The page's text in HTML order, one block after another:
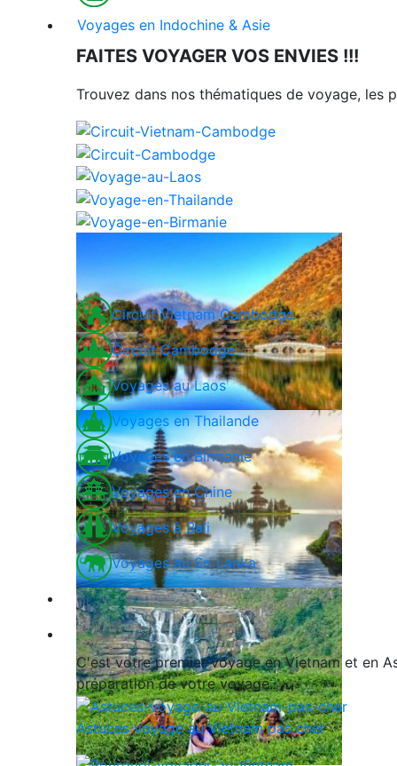
Voyages en Indochine & Asie
FAITES VOYAGER VOS ENVIES !!!
Trouvez dans nos thématiques de voyage,
Circuit Vietnam Cambodge
Circuit Cambodge
Voyages au Laos
Voyages en Thailande
Voyages en Birmanie
Voyages en Chine
Voyages à Bali
Voyages au Sri Lanka
Nos exclusivités
Guide de voyage
C'est votre premier voyage en Vietnam et en
préparation de votre voyage.
Astuces voyage au Vietnam pas cher